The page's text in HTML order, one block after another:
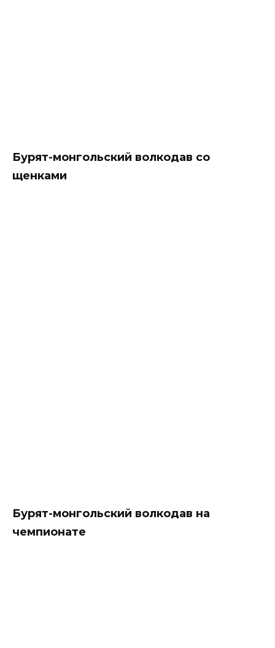
Бурят-монгольский волкодав со
щенками
Бурят-монгольский волкодав на
чемпионате